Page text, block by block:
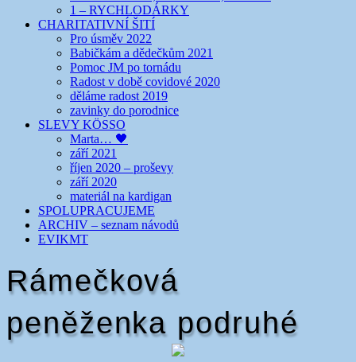
1 – RYCHLODÁRKY
CHARITATIVNÍ ŠITÍ
Pro úsměv 2022
Babičkám a dědečkům 2021
Pomoc JM po tornádu
Radost v době covidové 2020
děláme radost 2019
zavinky do porodnice
SLEVY KÖSSO
Marta… 🖤
září 2021
říjen 2020 – proševy
září 2020
materiál na kardigan
SPOLUPRACUJEME
ARCHIV – seznam návodů
EVIKMT
Rámečková
peněženka podruhé